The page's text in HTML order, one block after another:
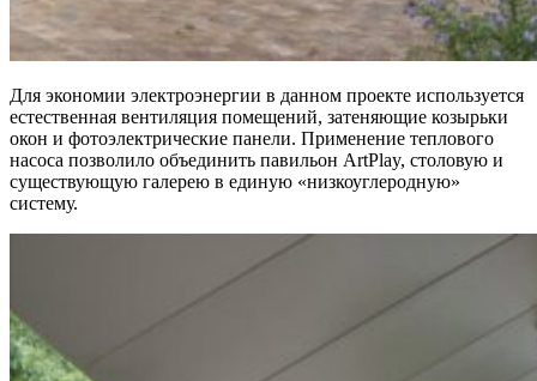
Для экономии электроэнергии в данном проекте используется
естественная вентиляция помещений, затеняющие козырьки
окон и фотоэлектрические панели. Применение теплового
насоса позволило объединить павильон ArtPlay, столовую и
существующую галерею в единую «низкоуглеродную»
систему.